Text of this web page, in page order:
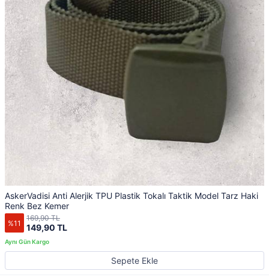
AskerVadisi Anti Alerjik TPU Plastik Tokalı Taktik Model Tarz Haki
Renk Bez Kemer
%11 149,90 TL
169,90 TL
Sepete Ekle